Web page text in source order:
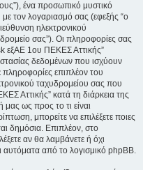
ένα προσωπικό μυστικό
τον λογαριασμό σας (εφεξής “ο
ηλεκτρονικού
σας”). Οι πληροφορίες σας
εξΑΕ 1ου ΠΕΚΕΣ Αττικής”
δεδομένων που ισχύουν
επιπλέον του
ταχυδρομείου σας που
Αττικής” κατά τη διάρκεια της
μας ως προς το τι είναι
μπορείτε να επιλέξετε ποιες
δημόσια. Επιπλέον, στο
αν θα λαμβάνετε ή όχι
αυτόματα από το λογισμικό phpBB.